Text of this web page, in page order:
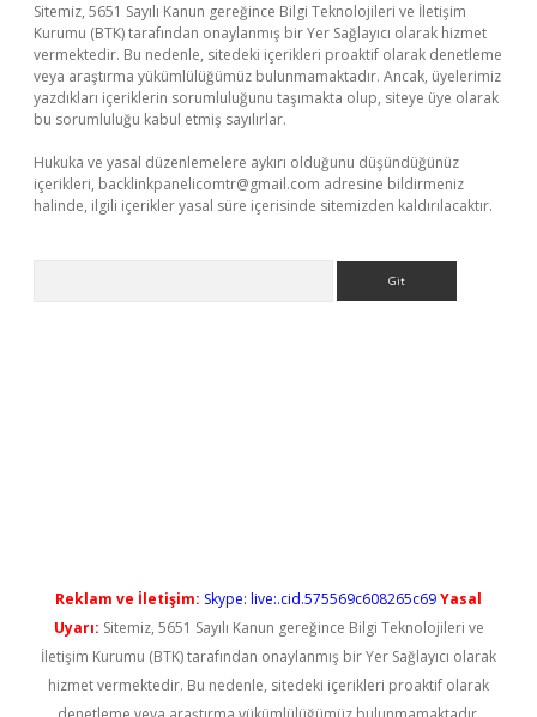
Sitemiz, 5651 Sayılı Kanun gereğince Bilgi Teknolojileri ve İletişim
Kurumu (BTK) tarafından onaylanmış bir Yer Sağlayıcı olarak hizmet
vermektedir. Bu nedenle, sitedeki içerikleri proaktif olarak denetleme
veya araştırma yükümlülüğümüz bulunmamaktadır. Ancak, üyelerimiz
yazdıkları içeriklerin sorumluluğunu taşımakta olup, siteye üye olarak
bu sorumluluğu kabul etmiş sayılırlar.
Hukuka ve yasal düzenlemelere aykırı olduğunu düşündüğünüz
içerikleri, backlinkpanelicomtr@gmail.com adresine bildirmeniz
halinde, ilgili içerikler yasal süre içerisinde sitemizden kaldırılacaktır.
Reklam ve İletişim: Skype: live:.cid.575569c608265c69Yasal
Uyarı: Sitemiz, 5651 Sayılı Kanun gereğince Bilgi Teknolojileri ve
İletişim Kurumu (BTK) tarafından onaylanmış bir Yer Sağlayıcı olarak
hizmet vermektedir. Bu nedenle, sitedeki içerikleri proaktif olarak